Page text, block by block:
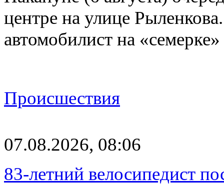
центре на улице
автомобилист на
Происшествия
07.08.2026, 08:06
83-летний велосипедист